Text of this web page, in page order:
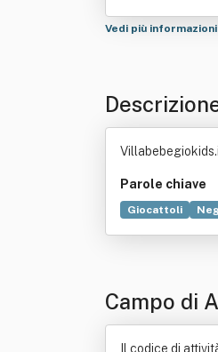
Vedi più informazioni
Parole chiave
Giocattoli
Campo di
Il codice di